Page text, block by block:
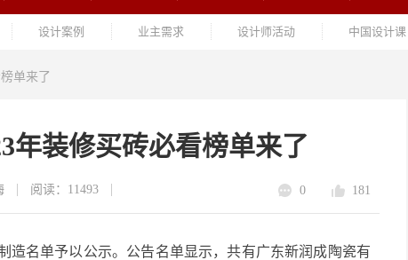
设计案例 业主需求 设计师活动 中国设计课
单来了
年装修买砖必看榜单来了
阅读：11493 0 181
造名单予以公示。公告名单显示，共有广东新润成陶瓷有